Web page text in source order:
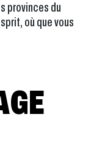
provinces du
où que vous